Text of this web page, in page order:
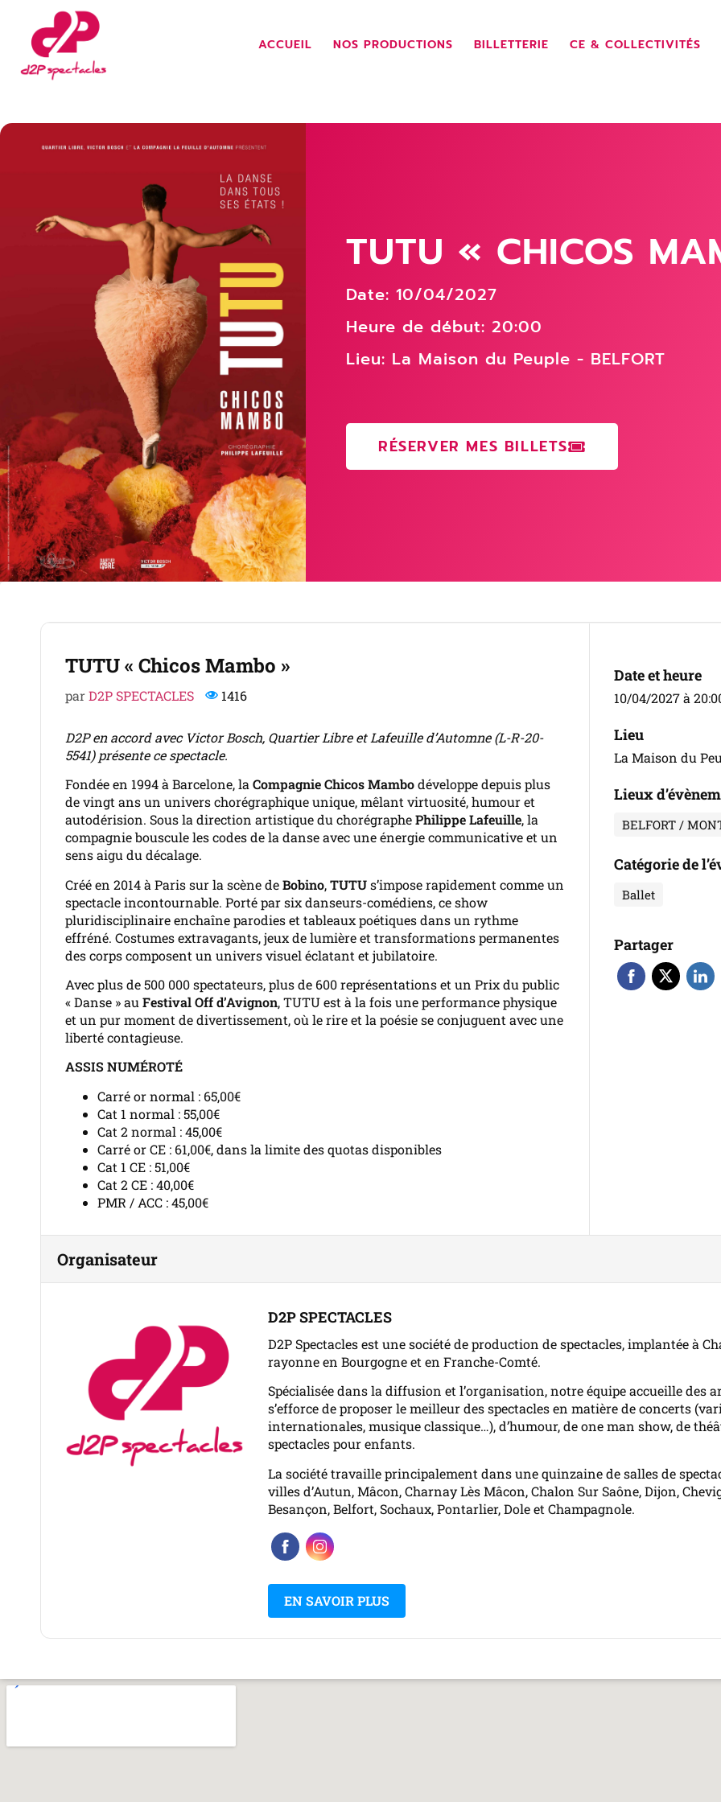
ACCUEIL NOS PRODUCTIONS BILLETTERIE CE & COLLECTIVITÉS
TUTU « CHICOS
Date: 10/04/2027
Heure de début: 20:00
Lieu: La Maison du Peuple - BELFORT
RÉSERVER MES BILLETS
TUTU « Chicos Mambo »
parD2P SPECTACLES 1416
D2P en accord avec Victor Bosch, Quartier Libre et Lafeuille d’Automne (L-R-20-
5541) présente ce spectacle.
Fondée en 1994 à Barcelone, la Compagnie Chicos Mambodéveloppe depuis plus
de vingt ans un univers chorégraphique unique, mêlant virtuosité, humour et
autodérision. Sous la direction artistique du chorégraphePhilippe Lafeuille, la
compagnie bouscule les codes de la danse avec une énergie communicative et un
sens aigu du décalage.
Créé en 2014 à Paris sur la scène deBobino,TUTUs’impose rapidement comme un
spectacle incontournable. Porté par six danseurs-comédiens, ce show
pluridisciplinaire enchaîne parodies et tableaux poétiques dans un rythme
effréné. Costumes extravagants, jeux de lumière et transformations permanentes
des corps composent un univers visuel éclatant et jubilatoire.
Avec plus de 500 000 spectateurs, plus de 600 représentations et un Prix du public
« Danse » au Festival Off d’Avignon, TUTU est à la fois une performance physique
et un pur moment de divertissement, où le rire et la poésie se conjuguent avec une
liberté contagieuse.
ASSIS NUMÉROTÉ
Carré or normal : 65,00€
Cat 1 normal : 55,00€
Cat 2 normal : 45,00€
Carré or CE : 61,00€, dans la limite des quotas disponibles
Cat 1 CE : 51,00€
Cat 2 CE : 40,00€
PMR / ACC : 45,00€
Date et heure
10/04/2027 à
Lieu
La Maison du
Lieux
BELFORT /
Catégorie de
Ballet
Partager
Organisateur
D2P SPECTACLES
D2P Spectacles est une société de production de spectacles, implantée à
rayonne en Bourgogne et en Franche-Comté.
Spécialisée dans la diffusion et l’organisation, notre équipe accueille des
s’efforce de proposer le meilleur des spectacles en matière de concerts
internationales, musique classique…), d’humour, de one man show, de
spectacles pour enfants.
La société travaille principalement dans une quinzaine de salles de
villes d’Autun, Mâcon, Charnay Lès Mâcon, Chalon Sur Saône, Dijon,
Besançon, Belfort, Sochaux, Pontarlier, Dole et Champagnole.
EN SAVOIR PLUS